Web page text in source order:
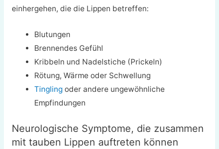
einhergehen, die die Lippen betreffen:
Blutungen
Brennendes Gefühl
Kribbeln und Nadelstiche (Prickeln)
Rötung, Wärme oder Schwellung
Tingling oder andere ungewöhnliche
Empfindungen
Neurologische Symptome, die zusammen
mit tauben Lippen auftreten können